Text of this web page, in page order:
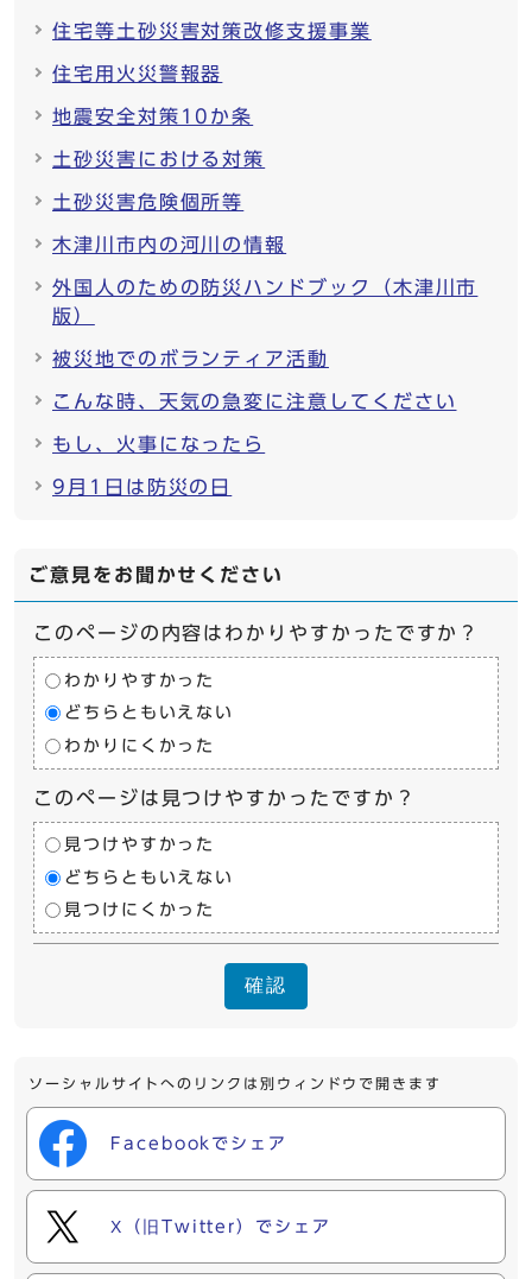
住宅等土砂災害対策改修支援事業
住宅用火災警報器
地震安全対策10か条
土砂災害における対策
土砂災害危険個所等
木津川市内の河川の情報
外国人のための防災ハンドブック（木津川市
版）
被災地でのボランティア活動
こんな時、天気の急変に注意してください
もし、火事になったら
9月1日は防災の日
ご意見をお聞かせください
このページの内容はわかりやすかったですか？
わかりやすかった
どちらともいえない
わかりにくかった
このページは見つけやすかったですか？
見つけやすかった
どちらともいえない
見つけにくかった
確認
ソーシャルサイトへのリンクは別ウィンドウで開きます
Facebookでシェア
X（旧Twitter）でシェア